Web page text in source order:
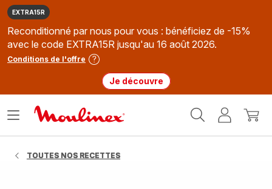
EXTRA15R
Reconditionné par nous pour vous : bénéficiez de -15%
avec le code EXTRA15R jusqu'au 16 août 2026.
Conditions de l'offre
Je découvre
MonMon
Ouvrir
TOUTES NOS RECETTES